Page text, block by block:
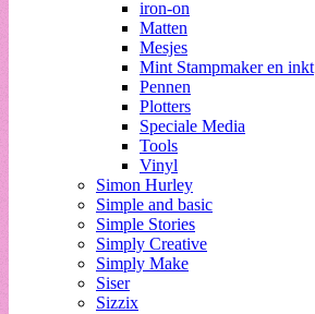
iron-on
Matten
Mesjes
Mint Stampmaker en inkt
Pennen
Plotters
Speciale Media
Tools
Vinyl
Simon Hurley
Simple and basic
Simple Stories
Simply Creative
Simply Make
Siser
Sizzix